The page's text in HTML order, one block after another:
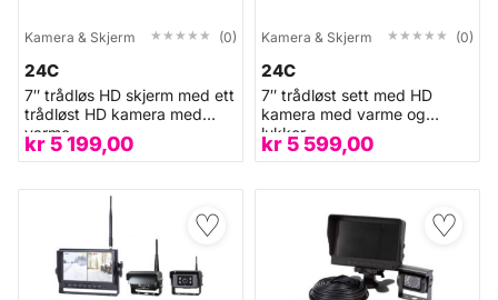
Kamera & Skjerm ★★★★★
★★★★★ (0)
24C
7″ trådløs HD skjerm med ett
trådløst HD kamera med
varme
kr5 199,00
Kamera & Skjerm ★★★★★
★★★★★ (0)
24C
7″ trådløst sett med HD
kamera med varme og
lukker
kr5 599,00
♡ ♡